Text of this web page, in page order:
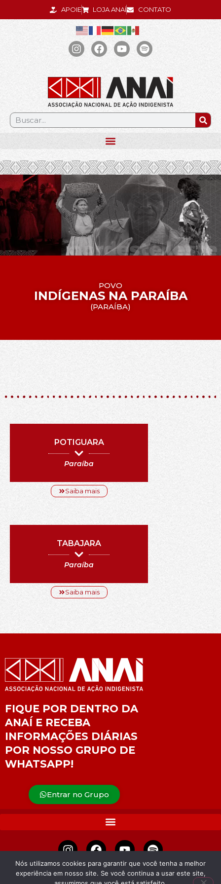
APOIE LOJA ANAÍ CONTATO
.
POVO
INDÍGENAS NA PARAÍBA
(PARAÍBA)
POTIGUARA
Paraíba
Saiba mais
TABAJARA
Paraíba
Saiba mais
FIQUE POR DENTRO DA
ANAÍ E RECEBA
INFORMAÇÕES DIÁRIAS
POR NOSSO GRUPO DE
WHATSAPP!
Entrar no Grupo
APOIE
Nós utilizamos cookies para garantir que você tenha a melhor
experiência em nosso site. Se você continua a usar este site,